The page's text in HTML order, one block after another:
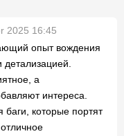
2025 16:45
опыт вождения
а
интереса.
баги, которые портят